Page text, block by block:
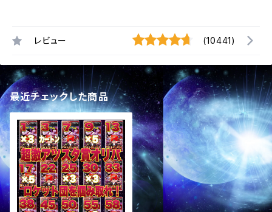
レビュー (10441)
最近チェックした商品